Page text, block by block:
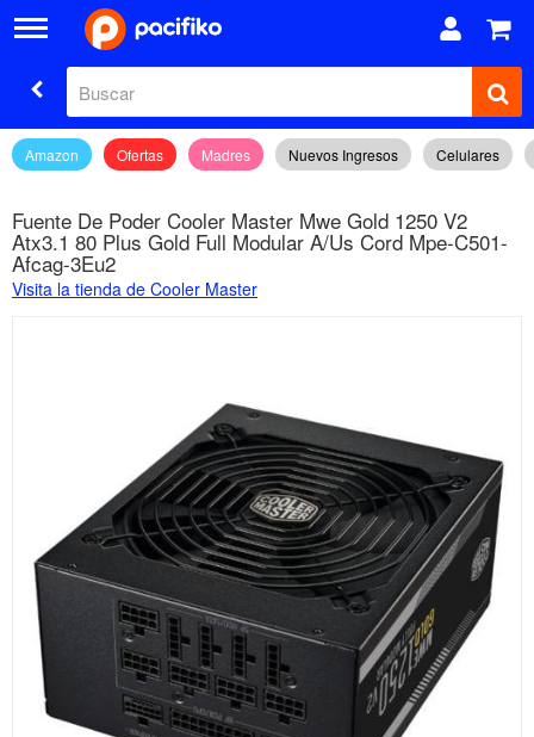
Amazon Ofertas Madres Nuevos Ingresos Celulares
Fuente De Poder Cooler Master Mwe Gold 1250 V2
Atx3.1 80 Plus Gold Full Modular A/Us Cord Mpe-C501-
Afcag-3Eu2
Visita la tienda de Cooler Master